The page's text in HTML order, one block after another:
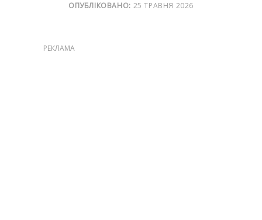
ОПУБЛІКОВАНО: 25 ТРАВНЯ 2026